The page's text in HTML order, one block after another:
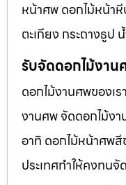
หน้าศพ ดอกไม้หน้า
ตะเกียง กระถางธูป
รับจัดดอกไม้งาน
ดอกไม้งานศพของเ
งานศพ จัดดอกไม้งา
อาทิ ดอกไม้หน้าศพสี
ประเทศทำให้คงทน